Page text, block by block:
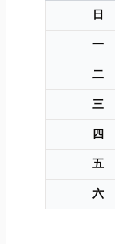
日
一
二
三
四
五
六